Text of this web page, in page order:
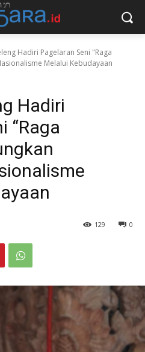
Hadiri Pagelaran Seni "Raga
Melalui Kebudayaan
Hadiri
“Raga
0
129